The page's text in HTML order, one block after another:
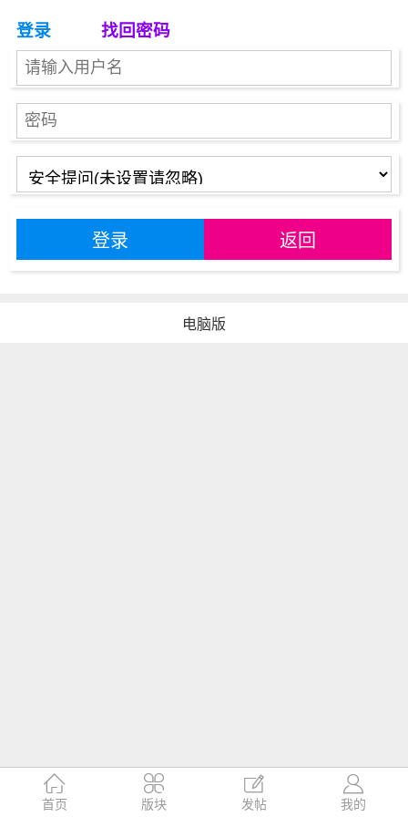
登录 找回密码
登录 返回

首页

版块

发帖

我的
电脑版